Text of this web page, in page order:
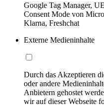
Google Tag Manager,
Consent Mode von
Klarna, Freshchat
Externe Medieninhalte
Durch das Akzeptieren
oder andere
Anbietern gehostet
wir auf dieser Webseite